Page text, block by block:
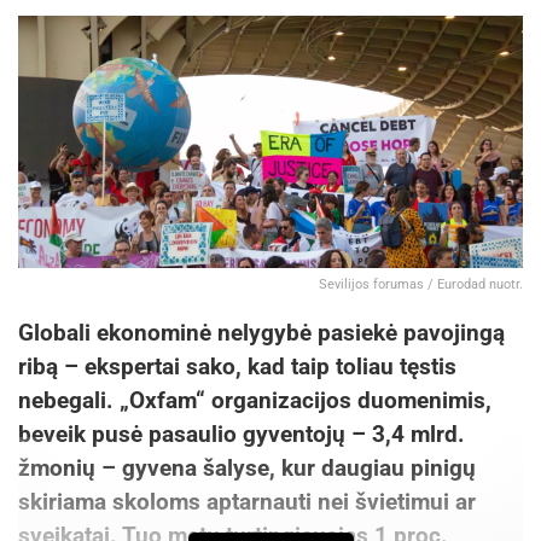
galima sumažinti riziką.
„Žmonės kartais neturi kito pasirinkimo, nes
bilietai į norimą renginį jau būna išparduoti,
tačiau tokiu atveju būtina elgtis apdairiai. Prieš
perkant verta patikrinti pardavėjo profilį: kiek jis
aktyvus, kokia veiklos grupėje istorija, ar platus
„Facebook“ draugų sąrašas. Per daug švarus
arba visai naujas profilis – pirmas įtarimo
ženklas“, – aiškina L. Apynis.
Jo teigimu, svarbiausia – nebijoti pasakyti ne. Jei
kyla bent kokia abejonė, sandorio verčiau
Sevilijos forumas / Eurodad nuotr.
Globali ekonominė nelygybė pasiekė pavojingą
ribą – ekspertai sako, kad taip toliau tęstis
nebegali. „Oxfam“ organizacijos duomenimis,
beveik pusė pasaulio gyventojų – 3,4 mlrd.
žmonių – gyvena šalyse, kur daugiau pinigų
skiriama skoloms aptarnauti nei švietimui ar
sveikatai. Tuo metu turtingiausias 1 proc.